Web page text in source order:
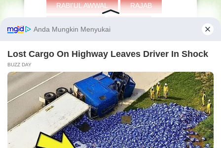
RABI'UL AWWAL RAJAB
SAKINAH
SAS SAT SBDP
SD SEJARAH
SEKOLAH PENGGERAK
SENJATA